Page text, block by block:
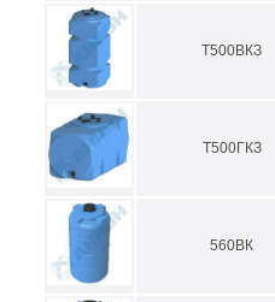
Т500ВКЗ
Т500ГКЗ
560ВК